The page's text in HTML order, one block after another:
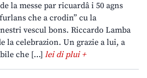
la messe par ricuardâ i 50 agns
che a crodin” cu la
vescul bons. Riccardo Lamba
la celebrazion. Un grazie a lui, a
che […] lei di plui +